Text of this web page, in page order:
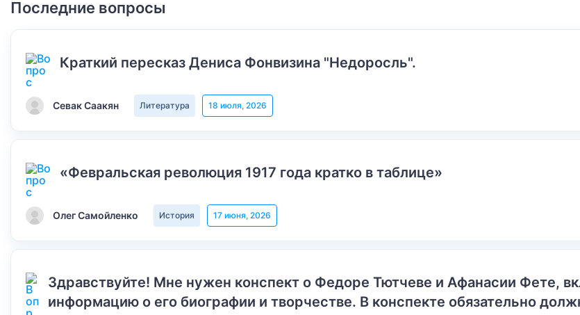
Последние вопросы
Краткий пересказ Дениса Фонвизина "Недоросль".
Севак Саакян Литература 18 июля, 2026
«Февральская революция 1917 года кратко в таблице»
Олег Самойленко История 17 июня, 2026
Здравствуйте! Мне нужен конспект о Федоре Тютчеве и Афанасии Фете,
информацию о его биографии и творчестве. В конспекте обязательно